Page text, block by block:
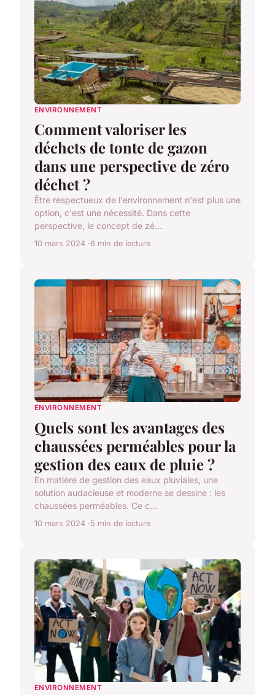
ENVIRONNEMENT
Comment valoriser les
déchets de tonte de gazon
dans une perspective de zéro
déchet ?
Être respectueux de l'environnement n'est plus une
option, c'est une nécessité. Dans cette
perspective, le concept de zé...
10 mars 2024 6 min de lecture
ENVIRONNEMENT
Quels sont les avantages des
chaussées perméables pour la
gestion des eaux de pluie ?
En matière de gestion des eaux pluviales, une
solution audacieuse et moderne se dessine : les
chaussées perméables. Ce c...
10 mars 2024 5 min de lecture
ENVIRONNEMENT